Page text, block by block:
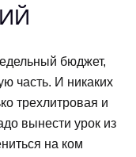
бюджет,
часть. И никаких
трехлитровая и
вынести урок из
на ком